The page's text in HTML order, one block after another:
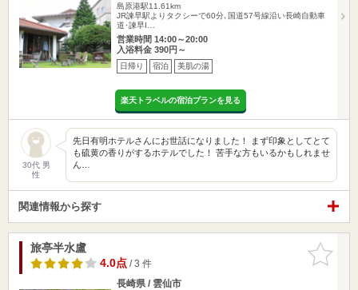
島原港駅11.61km
JR諫早駅よりタクシーで60分､国道57号線沿い長崎自動車
道･諫早I…
営業時間 14:00～20:00
入浴料金 390円～
日帰り 宿泊 美肌の湯
楽天トラベルの宿泊プランを見る
30代 男
性
先日有明ホテルさんにお世話になりました！ まず印象としてとて
も硫黄の香りがするホテルでした！ 苦手な方もいるかもしれませ
ん…
関連情報から探す
お気に入
りに追加
旅亭半水盧
4.0点/ 3 件
長崎県 / 雲仙市